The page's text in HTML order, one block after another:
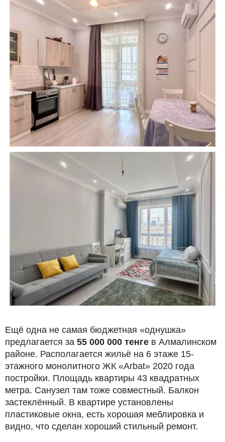
Ещё одна не самая бюджетная «однушка»
предлагается за 55 000 000 тенге в Алмалинском
районе. Располагается жильё на 6 этаже 15-
этажного монолитного ЖК «Arbat» 2020 года
постройки. Площадь квартиры 43 квадратных
метра. Санузел там тоже совместный. Балкон
застеклённый. В квартире установлены
пластиковые окна, есть хорошая меблировка и
видно, что сделан хороший стильный ремонт.